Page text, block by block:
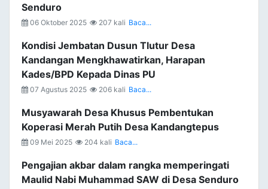
Senduro
06 Oktober 2025 207 kali Baca...
Kondisi Jembatan Dusun Tlutur Desa
Kandangan Mengkhawatirkan, Harapan
Kades/BPD Kepada Dinas PU
07 Agustus 2025 206 kali Baca...
Musyawarah Desa Khusus Pembentukan
Koperasi Merah Putih Desa Kandangtepus
09 Mei 2025 204 kali Baca...
Pengajian akbar dalam rangka memperingati
Maulid Nabi Muhammad SAW di Desa Senduro